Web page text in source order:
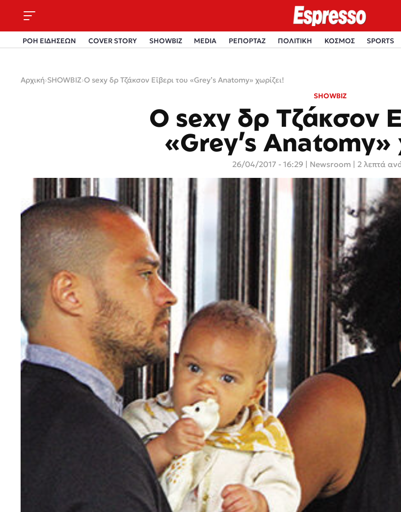
ΡΟΗ ΕΙΔΗΣΕΩΝ COVER STORY SHOWBIZ MEDIA ΡΕΠΟΡΤΑΖ ΠΟΛΙΤΙΚΗ ΚΟΣΜΟΣ SPORTS
Αρχική›SHOWBIZ›O sexy δρ Τζάκσον Εϊβερι του «Grey’s Anatomy» χωρίζει!
SHOWBIZ
O sexy δρ Τζάκσον
«Grey’s Anatomy»
26/04/2017 - 16:29 Newsroom | 2 λεπτά